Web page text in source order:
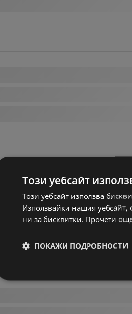
Този уебсайт
Този уебсайт използва
Използвайки нашия уебсайт,
ни за бисквитки. Прочети
ПОКАЖИ ПОДРОБНОСТИ